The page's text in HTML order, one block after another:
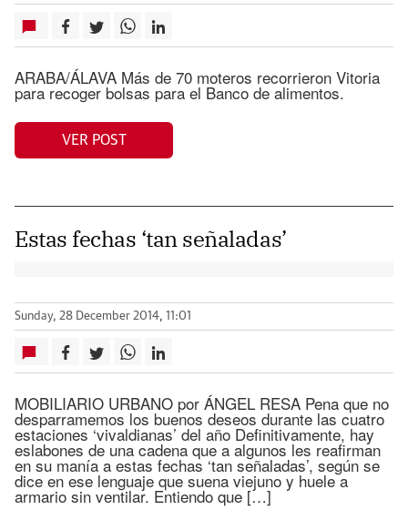
ARABA/ÁLAVA Más de 70 moteros recorrieron Vitoria
para recoger bolsas para el Banco de alimentos.
VER POST
Estas fechas ‘tan señaladas’
Sunday, 28 December 2014, 11:01
MOBILIARIO URBANO por ÁNGEL RESA Pena que no
desparramemos los buenos deseos durante las cuatro
estaciones ‘vivaldianas’ del año Definitivamente, hay
eslabones de una cadena que a algunos les reafirman
en su manía a estas fechas ‘tan señaladas’, según se
dice en ese lenguaje que suena viejuno y huele a
armario sin ventilar. Entiendo que […]